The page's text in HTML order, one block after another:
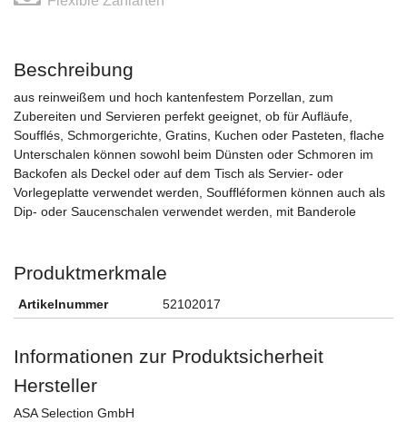
Beschreibung
aus reinweißem und hoch kantenfestem Porzellan, zum
Zubereiten und Servieren perfekt geeignet, ob für Aufläufe,
Soufflés, Schmorgerichte, Gratins, Kuchen oder Pasteten, flache
Unterschalen können sowohl beim Dünsten oder Schmoren im
Backofen als Deckel oder auf dem Tisch als Servier- oder
Vorlegeplatte verwendet werden, Souffléformen können auch als
Dip- oder Saucenschalen verwendet werden, mit Banderole
Produktmerkmale
Artikelnummer 52102017
Informationen zur Produktsicherheit
Hersteller
ASA Selection GmbH